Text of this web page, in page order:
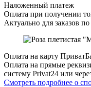
Наложенный платеж
Оплата при получении
Актуально для заказов
Оплата на карту
Оплата на прямые
систему Privat24 или
Смотреть подробнее о